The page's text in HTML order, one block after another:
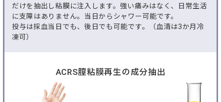
だけを抽出し粘膜に注入します。強い痛みはなく、日常生活
に支障はありません。当日からシャワー可能です。
投与は採血当日でも、後日でも可能です。（血清は3か月冷
凍可）
ACRS膣粘膜再生の成分抽出